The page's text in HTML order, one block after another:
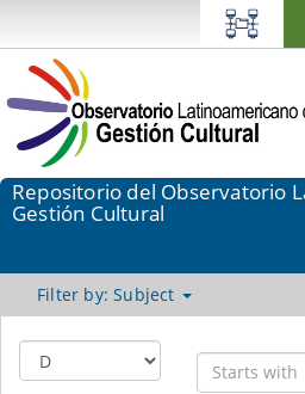
Repositorio del Observatorio
Gestión Cultural
Filter by: Subject